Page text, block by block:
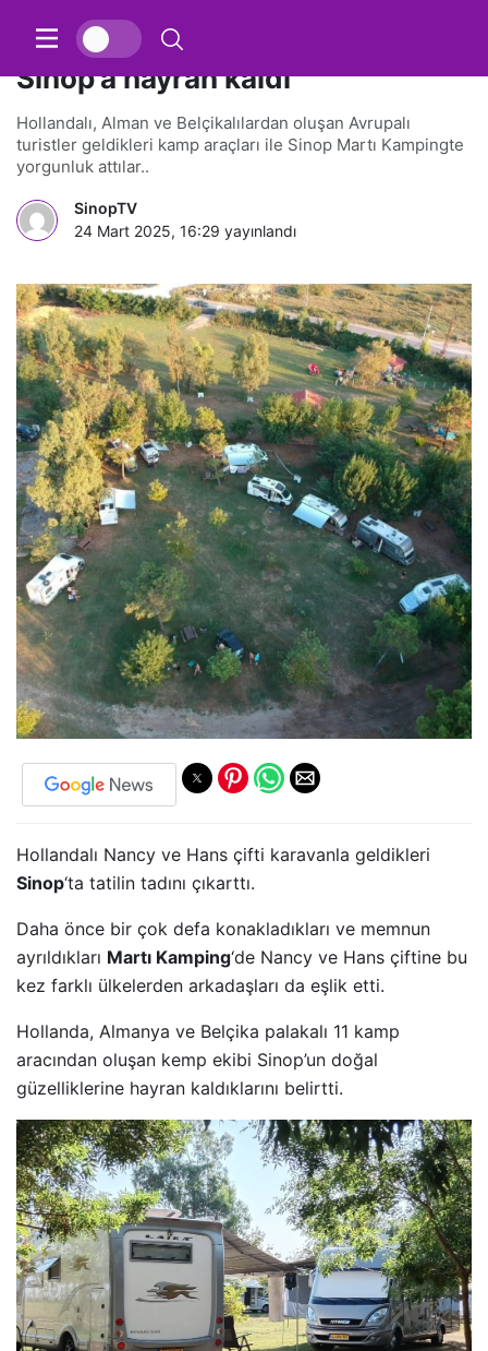
Hollanda ve Belçikalı kampçılar
Sinop’a hayran kaldı
Hollandalı, Alman ve Belçikalılardan oluşan Avrupalı
turistler geldikleri kamp araçları ile Sinop Martı Kampingte
yorgunluk attılar..
SinopTV
24 Mart 2025, 16:29 yayınlandı
Hollandalı Nancy ve Hans çifti karavanla geldikleri
Sinop‘ta tatilin tadını çıkarttı.
Daha önce bir çok defa konakladıkları ve memnun
ayrıldıkları Martı Kamping‘de Nancy ve Hans çiftine bu
kez farklı ülkelerden arkadaşları da eşlik etti.
Hollanda, Almanya ve Belçika palakalı 11 kamp
aracından oluşan kemp ekibi Sinop’un doğal
güzelliklerine hayran kaldıklarını belirtti.